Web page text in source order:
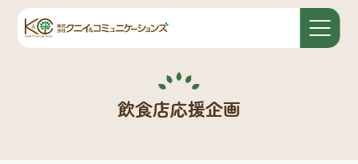
飲食店応援企画